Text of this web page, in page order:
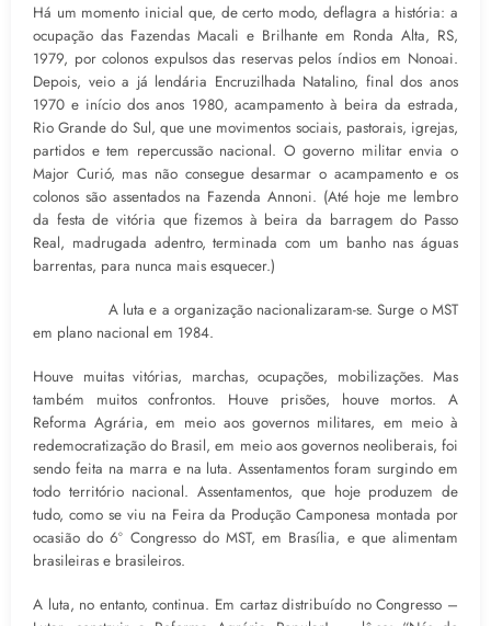
Há um momento inicial que, de certo modo, deflagra a história: a
ocupação das Fazendas Macali e Brilhante em Ronda Alta, RS,
1979, por colonos expulsos das reservas pelos índios em Nonoai.
Depois, veio a já lendária Encruzilhada Natalino, final dos anos
1970 e início dos anos 1980, acampamento à beira da estrada,
Rio Grande do Sul, que une movimentos sociais, pastorais, igrejas,
partidos e tem repercussão nacional. O governo militar envia o
Major Curió, mas não consegue desarmar o acampamento e os
colonos são assentados na Fazenda Annoni. (Até hoje me lembro
da festa de vitória que fizemos à beira da barragem do Passo
Real, madrugada adentro, terminada com um banho nas águas
barrentas, para nunca mais esquecer.)
A luta e a organização nacionalizaram-se. Surge o MST
em plano nacional em 1984.
Houve muitas vitórias, marchas, ocupações, mobilizações. Mas
também muitos confrontos. Houve prisões, houve mortos. A
Reforma Agrária, em meio aos governos militares, em meio à
redemocratização do Brasil, em meio aos governos neoliberais, foi
sendo feita na marra e na luta. Assentamentos foram surgindo em
todo território nacional. Assentamentos, que hoje produzem de
tudo, como se viu na Feira da Produção Camponesa montada por
ocasião do 6º Congresso do MST, em Brasília, e que alimentam
brasileiras e brasileiros.
A luta, no entanto, continua. Em cartaz distribuído no Congresso –